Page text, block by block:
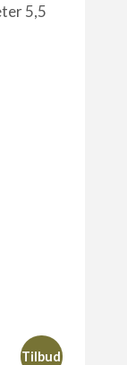
5,5
Tilbud